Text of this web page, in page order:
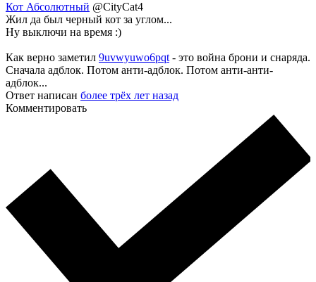
Кот Абсолютный @CityCat4
Жил да был черный кот за углом...
Ну выключи на время :)
Как верно заметил 9uvwyuwo6pqt - это война брони и снаряда.
Сначала адблок. Потом анти-адблок. Потом анти-анти-
адблок...
Ответ написан более трёх лет назад
Комментировать